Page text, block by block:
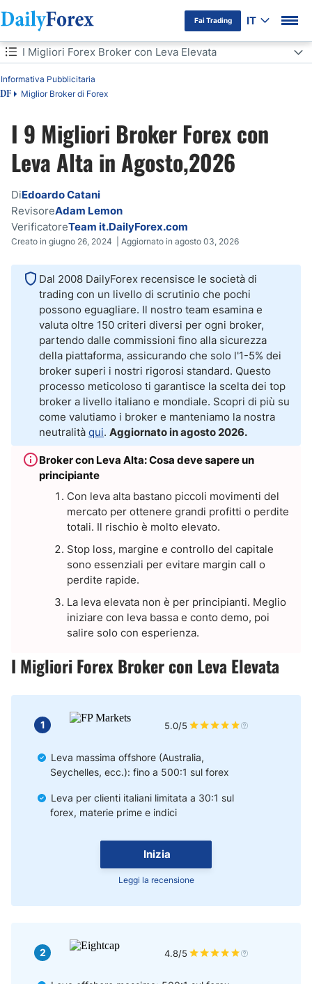
Fai Trading IT
Indice
DF Miglior Broker di Forex
Informativa Pubblicitaria
I Migliori Forex Broker con Leva Elevata
I Migliori Forex Broker con Leva Elevata
Quali sono i migiori broker con leva 1:500 che operano in Italia?
Si può fare trading forex con una leva alta in Italia?
I criteri più importanti per il trading con leva finanziaria
Pro e Contro del Trading con Leva Alta
Come applicare un'alta leva finanziaria in Italia?
Quali sono i broker globali che offrono la leva finanziaria più alta?
3 Broker con leva 1:3000 che operano in Italia
È sicuro fare trading con leva alta?
Il trading con leva finanziaria è adatto ai principianti?
Il modo migliore per iniziare a fare trading con leva finanziaria se sei
un principiante:
Conclusioni
I 9 Migliori Broker Forex con
Leva Alta in Agosto,2026
DiEdoardo Catani
RevisoreAdam Lemon
VerificatoreTeam it.DailyForex.com
Creato in giugno 26, 2024 | Aggiornato in agosto 03, 2026
Dal 2008 DailyForex recensisce le società di
trading con un livello di scrutinio che pochi
possono eguagliare. Il nostro team esamina e
valuta oltre 150 criteri diversi per ogni broker,
partendo dalle commissioni fino alla sicurezza
della piattaforma, assicurando che solo l'1-5% dei
broker superi i nostri rigorosi standard. Questo
processo meticoloso ti garantisce la scelta dei top
broker a livello italiano e mondiale. Scopri di più su
come valutiamo i broker e manteniamo la nostra
neutralità qui. Aggiornato in agosto 2026.
Broker con Leva Alta: Cosa deve sapere un
principiante
Con leva alta bastano piccoli movimenti del
mercato per ottenere grandi profitti o perdite
totali. Il rischio è molto elevato.
Stop loss, margine e controllo del capitale
sono essenziali per evitare margin call o
perdite rapide.
La leva elevata non è per principianti. Meglio
iniziare con leva bassa e conto demo, poi
salire solo con esperienza.
I Migliori Forex Broker con Leva Elevata
Inizia
Leggi la recensione
1 5.0/5
Leva massima offshore (Australia,
Seychelles, ecc.): fino a 500:1 sul forex
Leva per clienti italiani limitata a 30:1 sul
forex, materie prime e indici
2 4.8/5